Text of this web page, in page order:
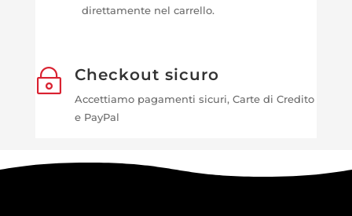
direttamente nel carrello.
~ Checkout sicuro
Accettiamo pagamenti sicuri, Carte di Credito
e PayPal